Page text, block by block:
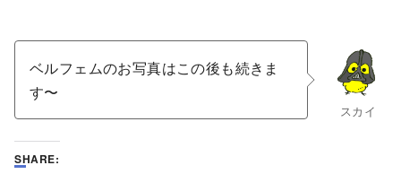
スカイ
ベルフェムのお写真はこの後も続きま
す〜
SHARE: